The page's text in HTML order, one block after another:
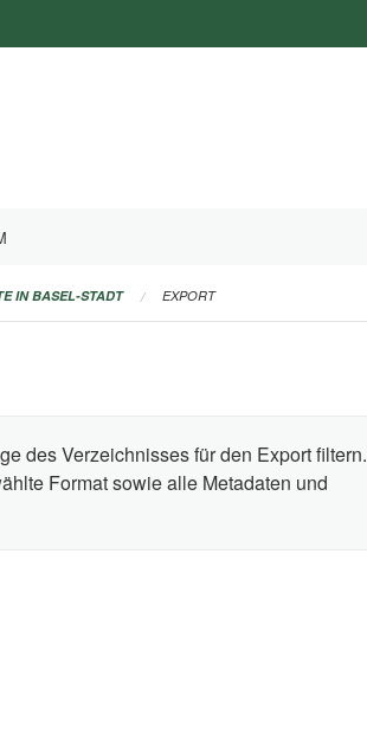
IN BASEL-STADT EXPORT
des Verzeichnisses für den Export filtern.
Format sowie alle Metadaten und